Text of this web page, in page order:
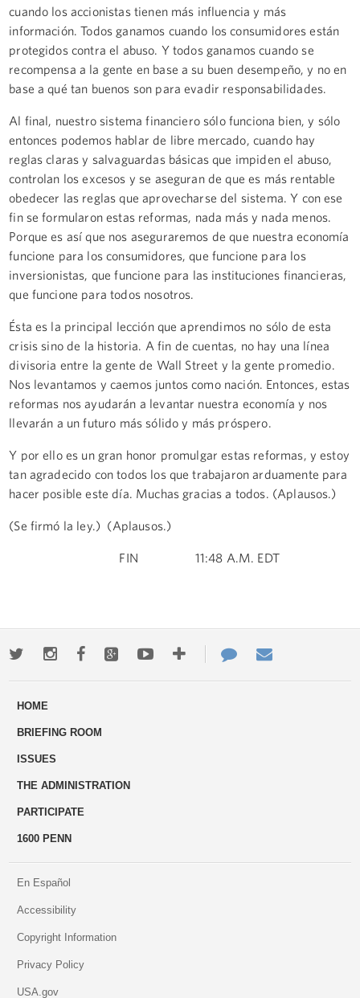
cuando los accionistas tienen más influencia y más
información. Todos ganamos cuando los consumidores están
protegidos contra el abuso. Y todos ganamos cuando se
recompensa a la gente en base a su buen desempeño, y no en
base a qué tan buenos son para evadir responsabilidades.
Al final, nuestro sistema financiero sólo funciona bien, y sólo
entonces podemos hablar de libre mercado, cuando hay
reglas claras y salvaguardas básicas que impiden el abuso,
controlan los excesos y se aseguran de que es más rentable
obedecer las reglas que aprovecharse del sistema. Y con ese
fin se formularon estas reformas, nada más y nada menos.
Porque es así que nos aseguraremos de que nuestra economía
funcione para los consumidores, que funcione para los
inversionistas, que funcione para las instituciones financieras,
que funcione para todos nosotros.
Ésta es la principal lección que aprendimos no sólo de esta
crisis sino de la historia. A fin de cuentas, no hay una línea
divisoria entre la gente de Wall Street y la gente promedio.
Nos levantamos y caemos juntos como nación. Entonces, estas
reformas nos ayudarán a levantar nuestra economía y nos
llevarán a un futuro más sólido y más próspero.
Y por ello es un gran honor promulgar estas reformas, y estoy
tan agradecido con todos los que trabajaron arduamente para
hacer posible este día. Muchas gracias a todos. (Aplausos.)
(Se firmó la ley.) (Aplausos.)
FIN 11:48 A.M. EDT
TwitterInstagramFacebookGoogle+YoutubeMore
ways
Contact
Us
HOME
BRIEFING ROOM
ISSUES
THE ADMINISTRATION
PARTICIPATE
1600 PENN
En Español
Accessibility
Copyright Information
Privacy Policy
USA.gov